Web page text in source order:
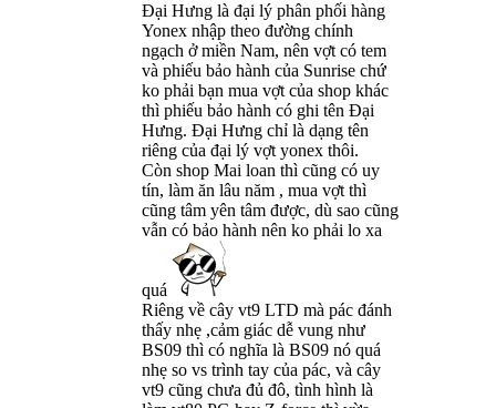
Đại Hưng là đại lý phân phối hàng
Yonex nhập theo đường chính
ngạch ở miền Nam, nên vợt có tem
và phiếu bảo hành của Sunrise chứ
ko phải bạn mua vợt của shop khác
thì phiếu bảo hành có ghi tên Đại
Hưng. Đại Hưng chỉ là dạng tên
riêng của đại lý vợt yonex thôi.
Còn shop Mai loan thì cũng có uy
tín, làm ăn lâu năm , mua vợt thì
cũng tâm yên tâm được, dù sao cũng
vẫn có bảo hành nên ko phải lo xa
quá
Riêng về cây vt9 LTD mà pác đánh
thấy nhẹ ,cảm giác dễ vung như
BS09 thì có nghĩa là BS09 nó quá
nhẹ so vs trình tay của pác, và cây
vt9 cũng chưa đủ đô, tình hình là